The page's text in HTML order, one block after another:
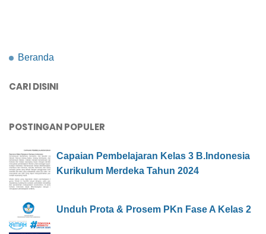
Beranda
CARI DISINI
POSTINGAN POPULER
Capaian Pembelajaran Kelas 3 B.Indonesia
Kurikulum Merdeka Tahun 2024
Unduh Prota & Prosem PKn Fase A Kelas 2